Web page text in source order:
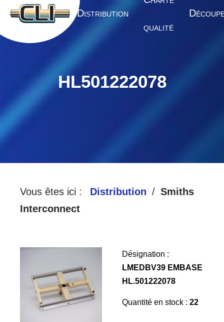
A CCUEIL DISTRIBUTION
QUALITÉ
D
HL501222078
Vous êtes ici : Distribution
Smiths
Interconnect
Désignation :
LMEDBV39 EMBASE
HL.501222078
Quantité en stock : 22